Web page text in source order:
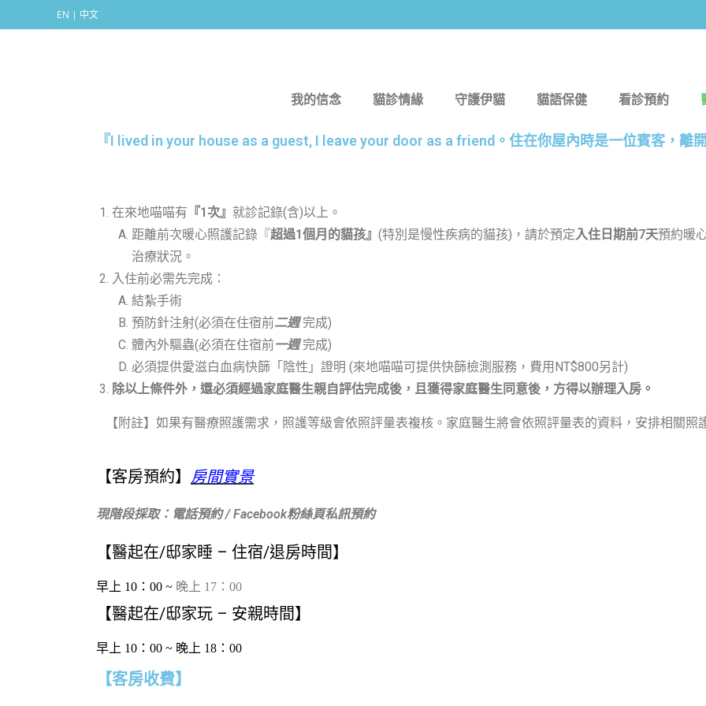
EN | 中文
我的信念 貓診情緣 守護伊貓 貓語保健 看診預約
『I lived in your house as a guest, I leave your door as a friend。住在你屋內時是一位賓客，離
在來地喵喵有 『1次』 就診記錄(含)以上。
距離前次暖心照護記錄『超過1個月的貓孩』 (特別是慢性疾病的貓孩)，請於預定入住日期前7天預約暖
治療狀況。
入住前必需先完成：
結紮手術
預防針注射(必須在住宿前二週完成)
體內外驅蟲(必須在住宿前一週完成)
必須提供愛滋白血病快篩「陰性」證明 (來地喵喵可提供快篩檢測服務，費用NT$800另計)
除以上條件外，還必須經過家庭醫生親自評估完成後，且獲得家庭醫生同意後，方得以辦理入房。
【附註】如果有醫療照護需求，照護等級會依照評量表複核。家庭醫生將會依照評量表的資料，安排相關照
【客房預約】 房間實景
現階段採取：電話預約 / Facebook粉絲頁私訊預約
【醫起在/邸家睡 – 住宿/退房時間】
早上 10：00 ~ 晚上 17：00
【醫起在/邸家玩 – 安親時間】
早上 10：00 ~ 晚上 18：00
【客房收費】